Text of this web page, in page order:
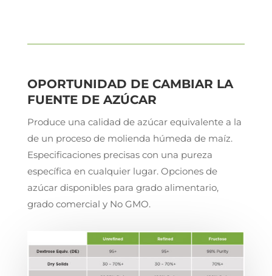
OPORTUNIDAD DE CAMBIAR LA
FUENTE DE AZÚCAR
Produce una calidad de azúcar equivalente a la
de un proceso de molienda húmeda de maíz.
Especificaciones precisas con una pureza
específica en cualquier lugar. Opciones de
azúcar disponibles para grado alimentario,
grado comercial y No GMO.